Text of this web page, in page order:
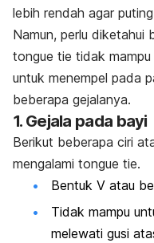
lebih rendah agar
Namun, perlu diketahui
tongue tie tidak
untuk menempel pada
beberapa gejalanya.
1. Gejala pada bayi
Berikut beberapa ciri
mengalami tongue tie.
Bentuk V atau
Tidak mampu
melewati gusi